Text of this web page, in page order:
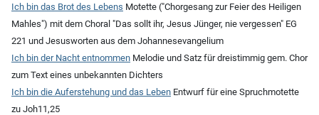
Ich bin das Brot des Lebens Motette ("Chorgesang zur Feier des Heiligen
Mahles") mit dem Choral "Das sollt ihr, Jesus Jünger, nie vergessen" EG
221 und Jesusworten aus dem Johannesevangelium
Ich bin der Nacht entnommen Melodie und Satz für dreistimmig gem. Chor
zum Text eines unbekannten Dichters
Ich bin die Auferstehung und das Leben Entwurf für eine Spruchmotette
zu Joh11,25